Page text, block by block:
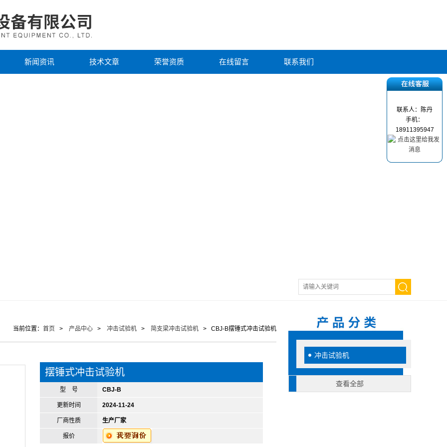
新闻资讯 技术文章 荣誉资质 在线留言 联系我们
冲击试验机
查看全部
当前位置： 首页 > 产品中心 > 冲击试验机 > 简支梁冲击试验机 > CBJ-B摆锤式冲击试验机
摆锤式冲击试验机
型 号 CBJ-B
更新时间 2024-11-24
厂商性质 生产厂家
报价
联系人：陈丹
手机：
18911395947